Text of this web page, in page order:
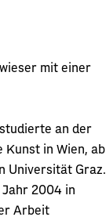
mit einer
an der
Kunst in Wien, ab
Universität Graz.
Jahr 2004 in
Arbeit